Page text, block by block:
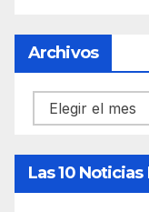
Archivos
Archivos
Las 10